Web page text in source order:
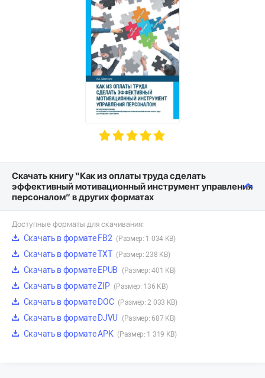
Скачать книгу “Как из оплаты труда сделать
эффективный мотивационный инструмент управления
персоналом” в других форматах
Доступные форматы для скачивания:
Скачать в формате FB2 (Размер: 1 034 KB)
Скачать в формате TXT (Размер: 238 KB)
Скачать в формате EPUB (Размер: 401 KB)
Скачать в формате ZIP (Размер: 136 KB)
Скачать в формате DOC (Размер: 2 033 KB)
Скачать в формате DJVU (Размер: 687 KB)
Скачать в формате APK (Размер: 1 319 KB)